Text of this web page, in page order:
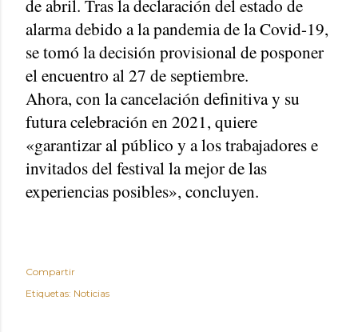
de abril. Tras la declaración del estado de
alarma debido a la pandemia de la Covid-19,
se tomó la decisión provisional de posponer
el encuentro al 27 de septiembre.
Ahora, con la cancelación definitiva y su
futura celebración en 2021, quiere
«garantizar al público y a los trabajadores e
invitados del festival la mejor de las
experiencias posibles», concluyen.
Compartir
Etiquetas: Noticias